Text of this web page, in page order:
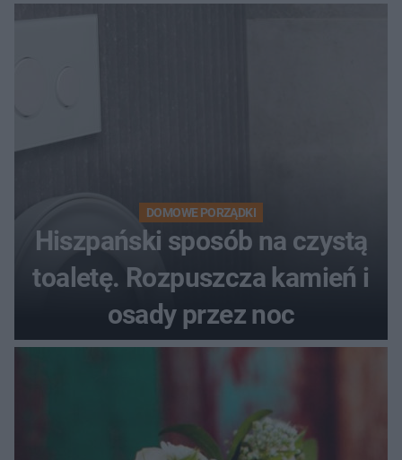
DOMOWE PORZĄDKI
Hiszpański sposób na czystą
toaletę. Rozpuszcza kamień i
osady przez noc